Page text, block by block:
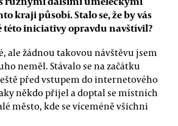
kraji působí. Stalo se, že by vás
této iniciativy opravdu navštívil?
ale žádnou takovou návštěvu jsem
neměl. Stávalo se na začátku
před vstupem do internetového
někdo přijel a doptal se místních
město, kde se víceméně všichni